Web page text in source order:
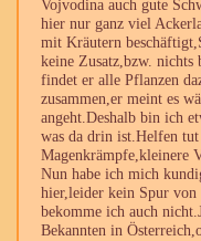
Vojvodina auch gute
hier nur ganz viel
mit Kräutern
keine Zusatz,bzw. nichts
findet er alle Pflanzen
zusammen,er meint es
angeht.Deshalb bin ich
was da drin ist.Helfen
Magenkrämpfe,kleinere
Nun habe ich mich
hier,leider kein Spur von
bekomme ich auch
Bekannten in